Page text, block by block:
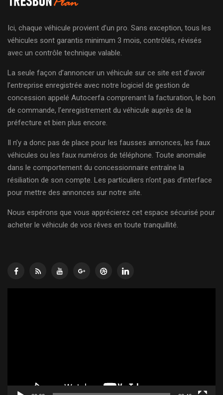
Ici, chaque véhicule provient d’un pro. Sans exception, tous les
véhicules sont garantis minimum 3 mois, contrôlés, révisés
avec un contrôle technique valable.
La seule façon d’annoncer un véhicule sur ce site est d’avoir
l’entreprise enregistrée avec notre logiciel de gestion de
concession appelé Autocerfa comprenant la facturation, le bon
de commande, l’enregistrement du véhicule auprès de la
préfecture et bien plus encore.
Il n’y a donc pas de place pour les fausses annonces, les faux
véhicules ou les faux numéros de téléphone. Toute anomalie
dans le comportement du concessionnaire entraîne la
résiliation de son compte. Les particuliers n’ont pas d’interface
pour mettre des annonces sur notre site.
Nous espérons que vous apprécierez cet espace sécurisé pour
acheter le véhicule de vos rêves en toute tranquillité.